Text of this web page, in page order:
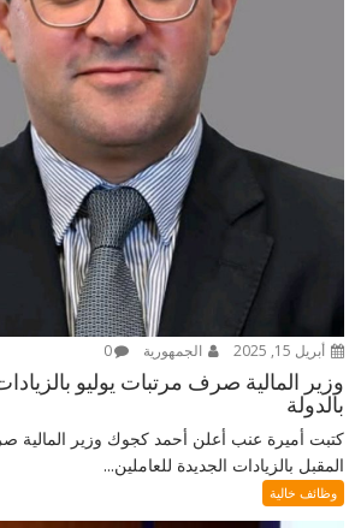
أبريل 15, 2025 الجمهورية 0
وزير المالية صرف مرتبات يوليو
بالدولة
كتبت أميرة عنب أعلن أحمد كجوك وزير المالية
المقبل بالزيادات الجديدة للعاملين...
وظائف خالية